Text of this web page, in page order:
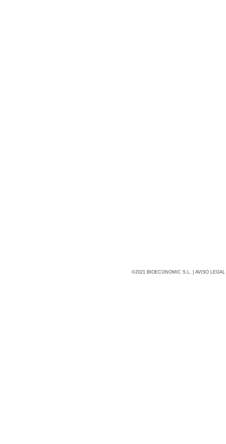
©2021 BIOECONOMIC S.L. | AVISO LEGAL